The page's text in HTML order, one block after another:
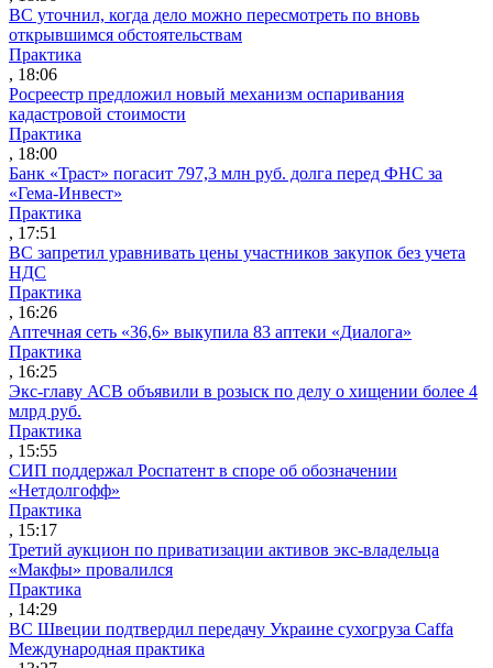
ВС уточнил, когда дело можно пересмотреть по вновь
открывшимся обстоятельствам
Практика
, 18:06
Росреестр предложил новый механизм оспаривания
кадастровой стоимости
Практика
, 18:00
Банк «Траст» погасит 797,3 млн руб. долга перед ФНС за
«Гема-Инвест»
Практика
, 17:51
ВС запретил уравнивать цены участников закупок без учета
НДС
Практика
, 16:26
Аптечная сеть «36,6» выкупила 83 аптеки «Диалога»
Практика
, 16:25
Экс-главу АСВ объявили в розыск по делу о хищении более 4
млрд руб.
Практика
, 15:55
СИП поддержал Роспатент в споре об обозначении
«Нетдолгофф»
Практика
, 15:17
Третий аукцион по приватизации активов экс-владельца
«Макфы» провалился
Практика
, 14:29
ВС Швеции подтвердил передачу Украине сухогруза Caffa
Международная практика